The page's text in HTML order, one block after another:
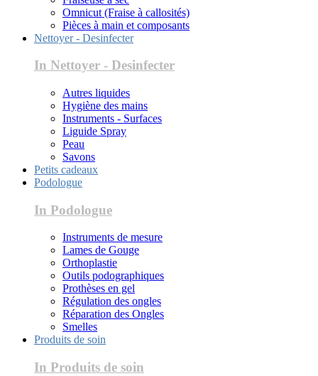
Omnicut (Fraise à callosités)
Pièces à main et composants
Nettoyer - Desinfecter
In Nettoyer - Desinfecter
Autres liquides
Hygiène des mains
Instruments - Surfaces
Liguide Spray
Peau
Savons
Petits cadeaux
Podologue
In Podologue
Instruments de mesure
Lames de Gouge
Orthoplastie
Outils podographiques
Prothèses en gel
Régulation des ongles
Réparation des Ongles
Smelles
Produits de soin
In Produits de soin